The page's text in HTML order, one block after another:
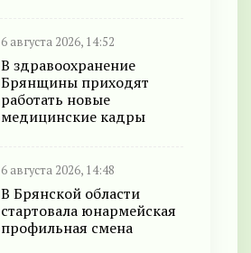
6 августа 2026, 14:52
В здравоохранение
Брянщины приходят
работать новые
медицинские кадры
6 августа 2026, 14:48
В Брянской области
стартовала юнармейская
профильная смена